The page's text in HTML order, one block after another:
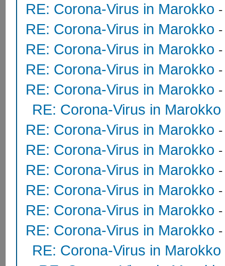
RE: Corona-Virus in Marokko
RE: Corona-Virus in Marokko
RE: Corona-Virus in Marokko
RE: Corona-Virus in Marokko
RE: Corona-Virus in Marokko
RE: Corona-Virus in Marokko
RE: Corona-Virus in Marokko
RE: Corona-Virus in Marokko
RE: Corona-Virus in Marokko
RE: Corona-Virus in Marokko
RE: Corona-Virus in Marokko
RE: Corona-Virus in Marokko
RE: Corona-Virus in Marokko